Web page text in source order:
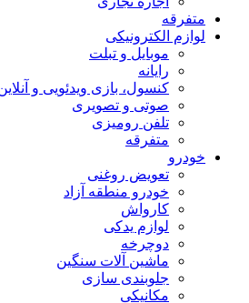
متفرقه
لوازم الکترونیکی
موبایل و تبلت
رایانه
کنسول، بازی‌ ویدئویی و آنلاین
صوتی و تصویری
تلفن رومیزی
متفرقه
خودرو
تعویض روغنی
خودرو منطقه آزاد
کارواش
لوازم یدکی
دوچرخه
ماشین آلات سنگین
جلوبندی سازی
مکانیکی